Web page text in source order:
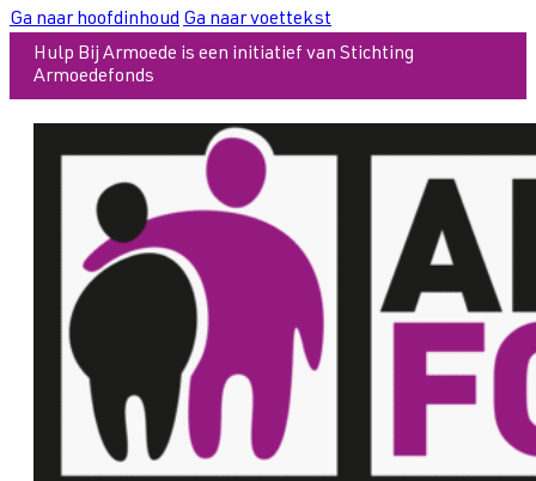
Ga naar hoofdinhoud Ga naar voettekst
Hulp Bij Armoede is een initiatief van Stichting
Armoedefonds